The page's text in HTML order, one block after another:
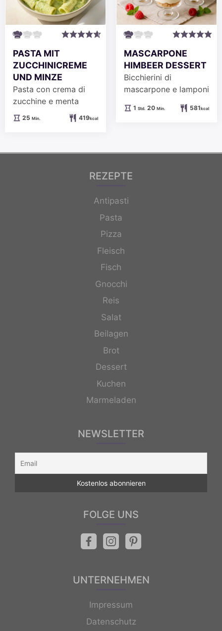
PASTA MIT
ZUCCHINICREME
UND MINZE
Pasta con crema di
zucchine e menta
25Minuten
Min. 419kcal
MASCARPONE
HIMBEER DESSERT
Bicchierini di
mascarpone e lamponi
1Stunde
Std. 20Minuten
Min. 581kcal
REZEPTE
Antipasti
Pasta
Pizza
Fleisch
Fisch
Gnocchi
Reis
Salat
Beilagen
Brot
Dessert
Kuchen
Marmeladen
NEWSLETTER
FOLGE UNS
UNTERNEHMEN
Impressum
Datenschutz